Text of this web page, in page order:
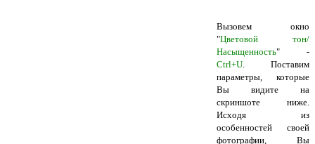
Вызовем окно
"Цветовой тон/
Насыщенность" -
Ctrl+U . Поставим
параметры, которые
Вы видите на
скриншоте ниже.
Исходя из
особенностей своей
фотографии, Вы